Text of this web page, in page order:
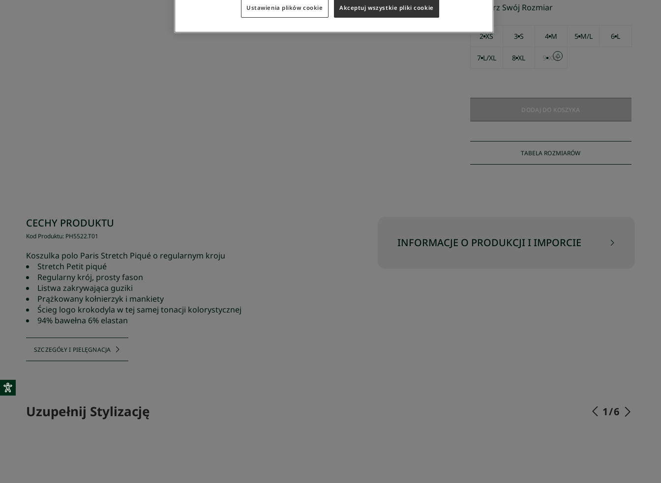
Wybierz Swój Rozmiar
2 XS 3 S 4 M 5 M/L 6 L
7 L/XL 8 XL 9 XXL
DODAJ DO KOSZYKA
TABELA ROZMIARÓW
CECHY PRODUKTU
Kod Produktu: PH5522.T01
Koszulka polo Paris Stretch Piqué o regularnym kroju
Stretch Petit piqué
Regularny krój, prosty fason
Listwa zakrywająca guziki
Prążkowany kołnierzyk i mankiety
Ścieg logo krokodyla w tej samej tonacji kolorystycznej
94% bawełna 6% elastan
SZCZEGÓŁY I PIELĘGNACJA
INFORMACJE O PRODUKCJI I IMPORCIE
Uzupełnij Stylizację 1/6
Ustawienia plików cookie Akceptuj wszystkie pliki cookie